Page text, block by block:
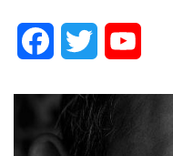
FacebookTwitter